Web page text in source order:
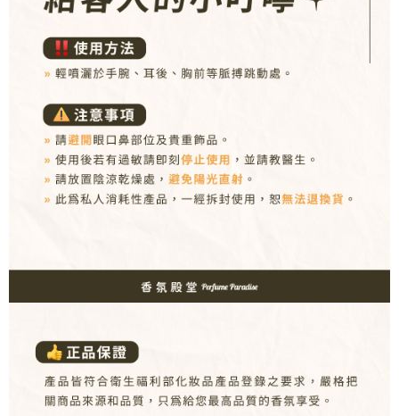
「AFTEE先享後付」，若未經同意申辦者引起之損失，本公司不負相關責
４．使用「AFTEE先享後付」時，將依據個別帳號之用戶狀況，依本公司即
時審查核予不同之上限額度；若仍有額度不足之情形，本公司將視審查結果
請求用戶進行身份認證。
恩沛科技股份有限公司將有權停止該用戶之使用額度並採取法律行動。